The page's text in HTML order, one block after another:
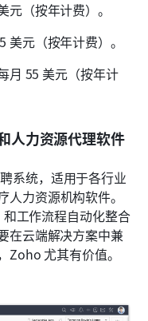
元（按年计费）。
美元（按年计费）。
月 55 美元（按年计
人力资源代理软件
系统，适用于各行业
力资源机构软件。
工作流程自动化整合
在云端解决方案中兼
Zoho 尤其有价值。